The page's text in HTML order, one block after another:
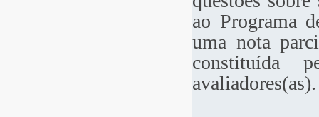
ao Programa
uma nota
constituída
avaliadores(as).